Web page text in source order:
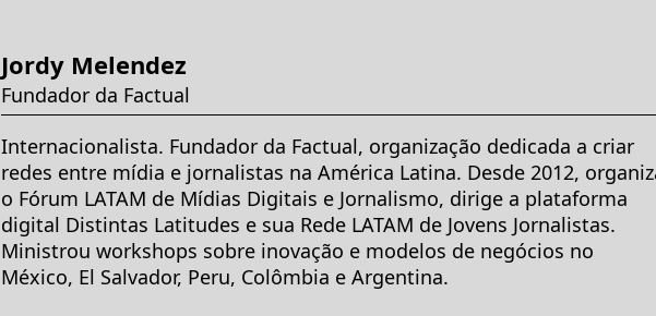
Jordy Melendez
Fundador da Factual
Internacionalista. Fundador da Factual, organização dedicada a criar
redes entre mídia e jornalistas na América Latina. Desde 2012,
o Fórum LATAM de Mídias Digitais e Jornalismo, dirige a plataforma
digital Distintas Latitudes e sua Rede LATAM de Jovens Jornalistas.
Ministrou workshops sobre inovação e modelos de negócios no
México, El Salvador, Peru, Colômbia e Argentina.